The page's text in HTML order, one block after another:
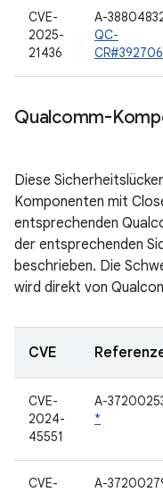
CVE-
2025-
21436
A-
QC-
Qualcomm-
Diese
Komponenten mit
entsprechenden
der entsprechenden
beschrieben. Die
wird direkt von
CVE
CVE-
2024-
45551
A-
*
CVE-
A-